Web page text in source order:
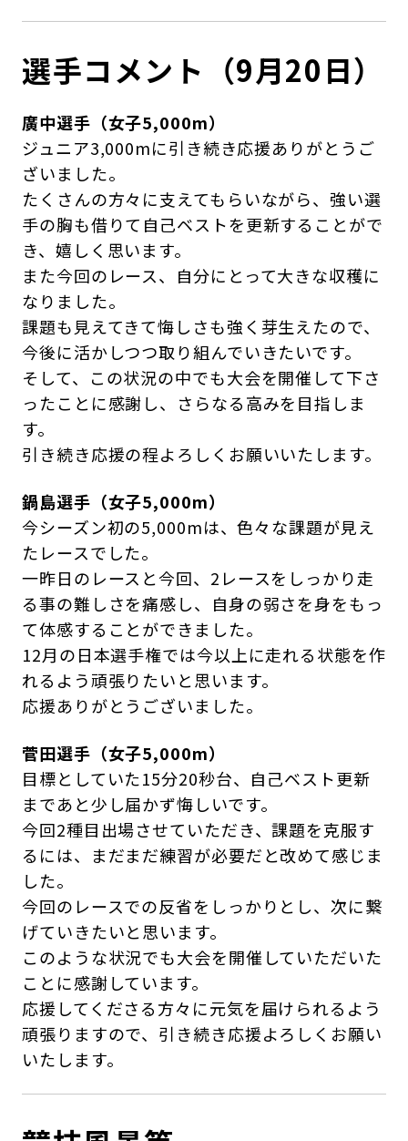
選手コメント（9月20日）
廣中選手（女子5,000m）
ジュニア3,000mに引き続き応援ありがとうご
ざいました。
たくさんの方々に支えてもらいながら、強い選
手の胸も借りて自己ベストを更新することがで
き、嬉しく思います。
また今回のレース、自分にとって大きな収穫に
なりました。
課題も見えてきて悔しさも強く芽生えたので、
今後に活かしつつ取り組んでいきたいです。
そして、この状況の中でも大会を開催して下さ
ったことに感謝し、さらなる高みを目指しま
す。
引き続き応援の程よろしくお願いいたします。
鍋島選手（女子5,000m）
今シーズン初の5,000mは、色々な課題が見え
たレースでした。
一昨日のレースと今回、2レースをしっかり走
る事の難しさを痛感し、自身の弱さを身をもっ
て体感することができました。
12月の日本選手権では今以上に走れる状態を作
れるよう頑張りたいと思います。
応援ありがとうございました。
菅田選手（女子5,000m）
目標としていた15分20秒台、自己ベスト更新
まであと少し届かず悔しいです。
今回2種目出場させていただき、課題を克服す
るには、まだまだ練習が必要だと改めて感じま
した。
今回のレースでの反省をしっかりとし、次に繋
げていきたいと思います。
このような状況でも大会を開催していただいた
ことに感謝しています。
応援してくださる方々に元気を届けられるよう
頑張りますので、引き続き応援よろしくお願い
いたします。